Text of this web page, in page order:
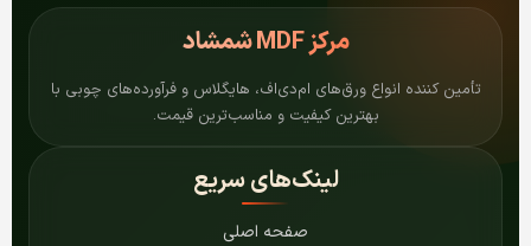
مرکزMDF شمشاد
تأمین کننده انواع ورق‌های ام‌دی‌اف، هایگلاس و فرآورده‌های چوبی با
بهترین کیفیت و مناسب‌ترین قیمت.
لینک‌های سریع
صفحه اصلی